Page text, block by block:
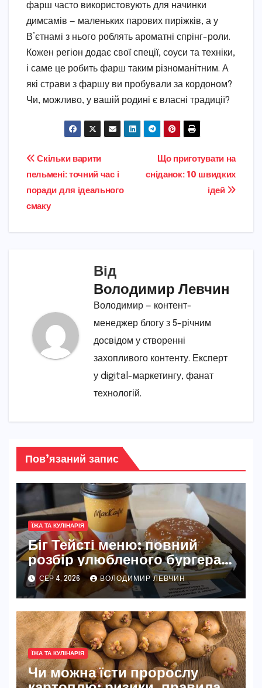
фарш часто використовують для начинки
димсамів — маленьких парових пиріжків, а у
В’єтнамі з нього роблять ароматні спрінг-роли.
Кожен регіон додає свої спеції, соуси та техніки,
і саме це робить фарш таким різноманітним. А
які страви з фаршу ви пробували за кордоном?
Чи, можливо, у вашій родині є власні традиції?
Навігація
записів
Що приготувати на
сніданок: 10 швидких
ідей
Скільки варити
пельмені: точний час і
поради для ідеального
смаку
Від
Володимир Левчин
Володимир — контент-
менеджер блогу з 5-річним
досвідом у створенні
захопливого контенту. Експерт
у digital-маркетингу, фанат
технологій.
Пов’язаний запис
ЇЖА ТА КУЛІНАРІЯ
Біг Тейсті меню: повний
розбір улюбленого бургера
McDonald’s
СЕР 4, 2026 ВОЛОДИМИР ЛЕВЧИН
ЇЖА ТА КУЛІНАРІЯ
Чи можна їсти пророслу